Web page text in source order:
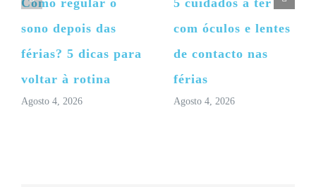
Como regular o
sono depois das
férias? 5 dicas para
voltar à rotina
Agosto 4, 2026
5 cuidados a ter
com óculos e lentes
de contacto nas
férias
Agosto 4, 2026